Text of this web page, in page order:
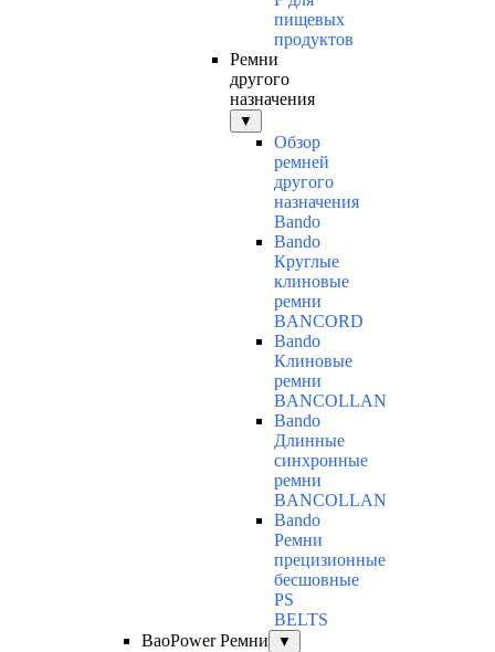
пищевых
продуктов
Ремни
другого
назначения
▼
Обзор
ремней
другого
назначения
Bando
Bando
Круглые
клиновые
ремни
BANCORD
Bando
Клиновые
ремни
BANCOLLAN
Bando
Длинные
синхронные
ремни
BANCOLLAN
Bando
Ремни
прецизионные
бесшовные
PS
BELTS
BaoPower Ремни
▼